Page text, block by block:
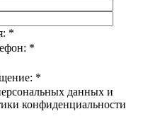
*
*
*
данных и
конфиденциальности